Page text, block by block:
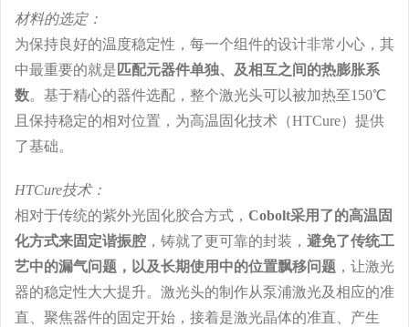
材料的选定：
为保持良好的温度稳定性，每一个组件的设计非常小心，其
中最重要的就是匹配元器件单独、及相互之间的热膨胀系
数。基于精心的器件选配，整个激光头可以被加热至150℃
且保持稳定的相对位置，为高温固化技术（HTCure）提供
了基础。
HTCure技术：
相对于传统的紫外光固化胶合方式， Cobolt采用了的高温固
化方式来固定谐振腔 ，铸就了更可靠的封装， 避免了传统工
艺中的漏气问题，以及长期使用中的位置飘移问题 ，让激光
器的稳定性大大提升。激光头的制作从泵浦激光及相应的准
直、聚焦器件的固定开始，接着是激光晶体的准直、产生